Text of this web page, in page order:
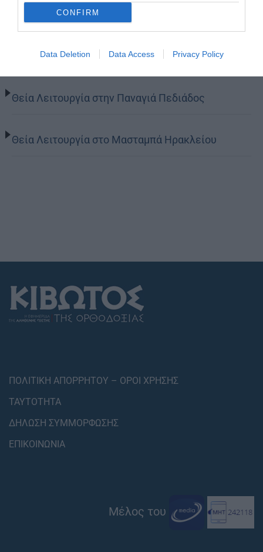
CONFIRM
Data Deletion Data Access Privacy Policy
Ιερά Παράκληση προς την Υπεραγία Θεοτόκο στα
Φαβριανά Μονοφατσίου
Θεία Λειτουργία στην Παναγιά Πεδιάδος
Θεία Λειτουργία στο Μασταμπά Ηρακλείου
ΠΟΛΙΤΙΚΗ ΑΠΟΡΡΗΤΟΥ – ΟΡΟΙ ΧΡΗΣΗΣ
ΤΑΥΤΟΤΗΤΑ
ΔΗΛΩΣΗ ΣΥΜΜΟΡΦΩΣΗΣ
ΕΠΙΚΟΙΝΩΝΙΑ
Μέλος του